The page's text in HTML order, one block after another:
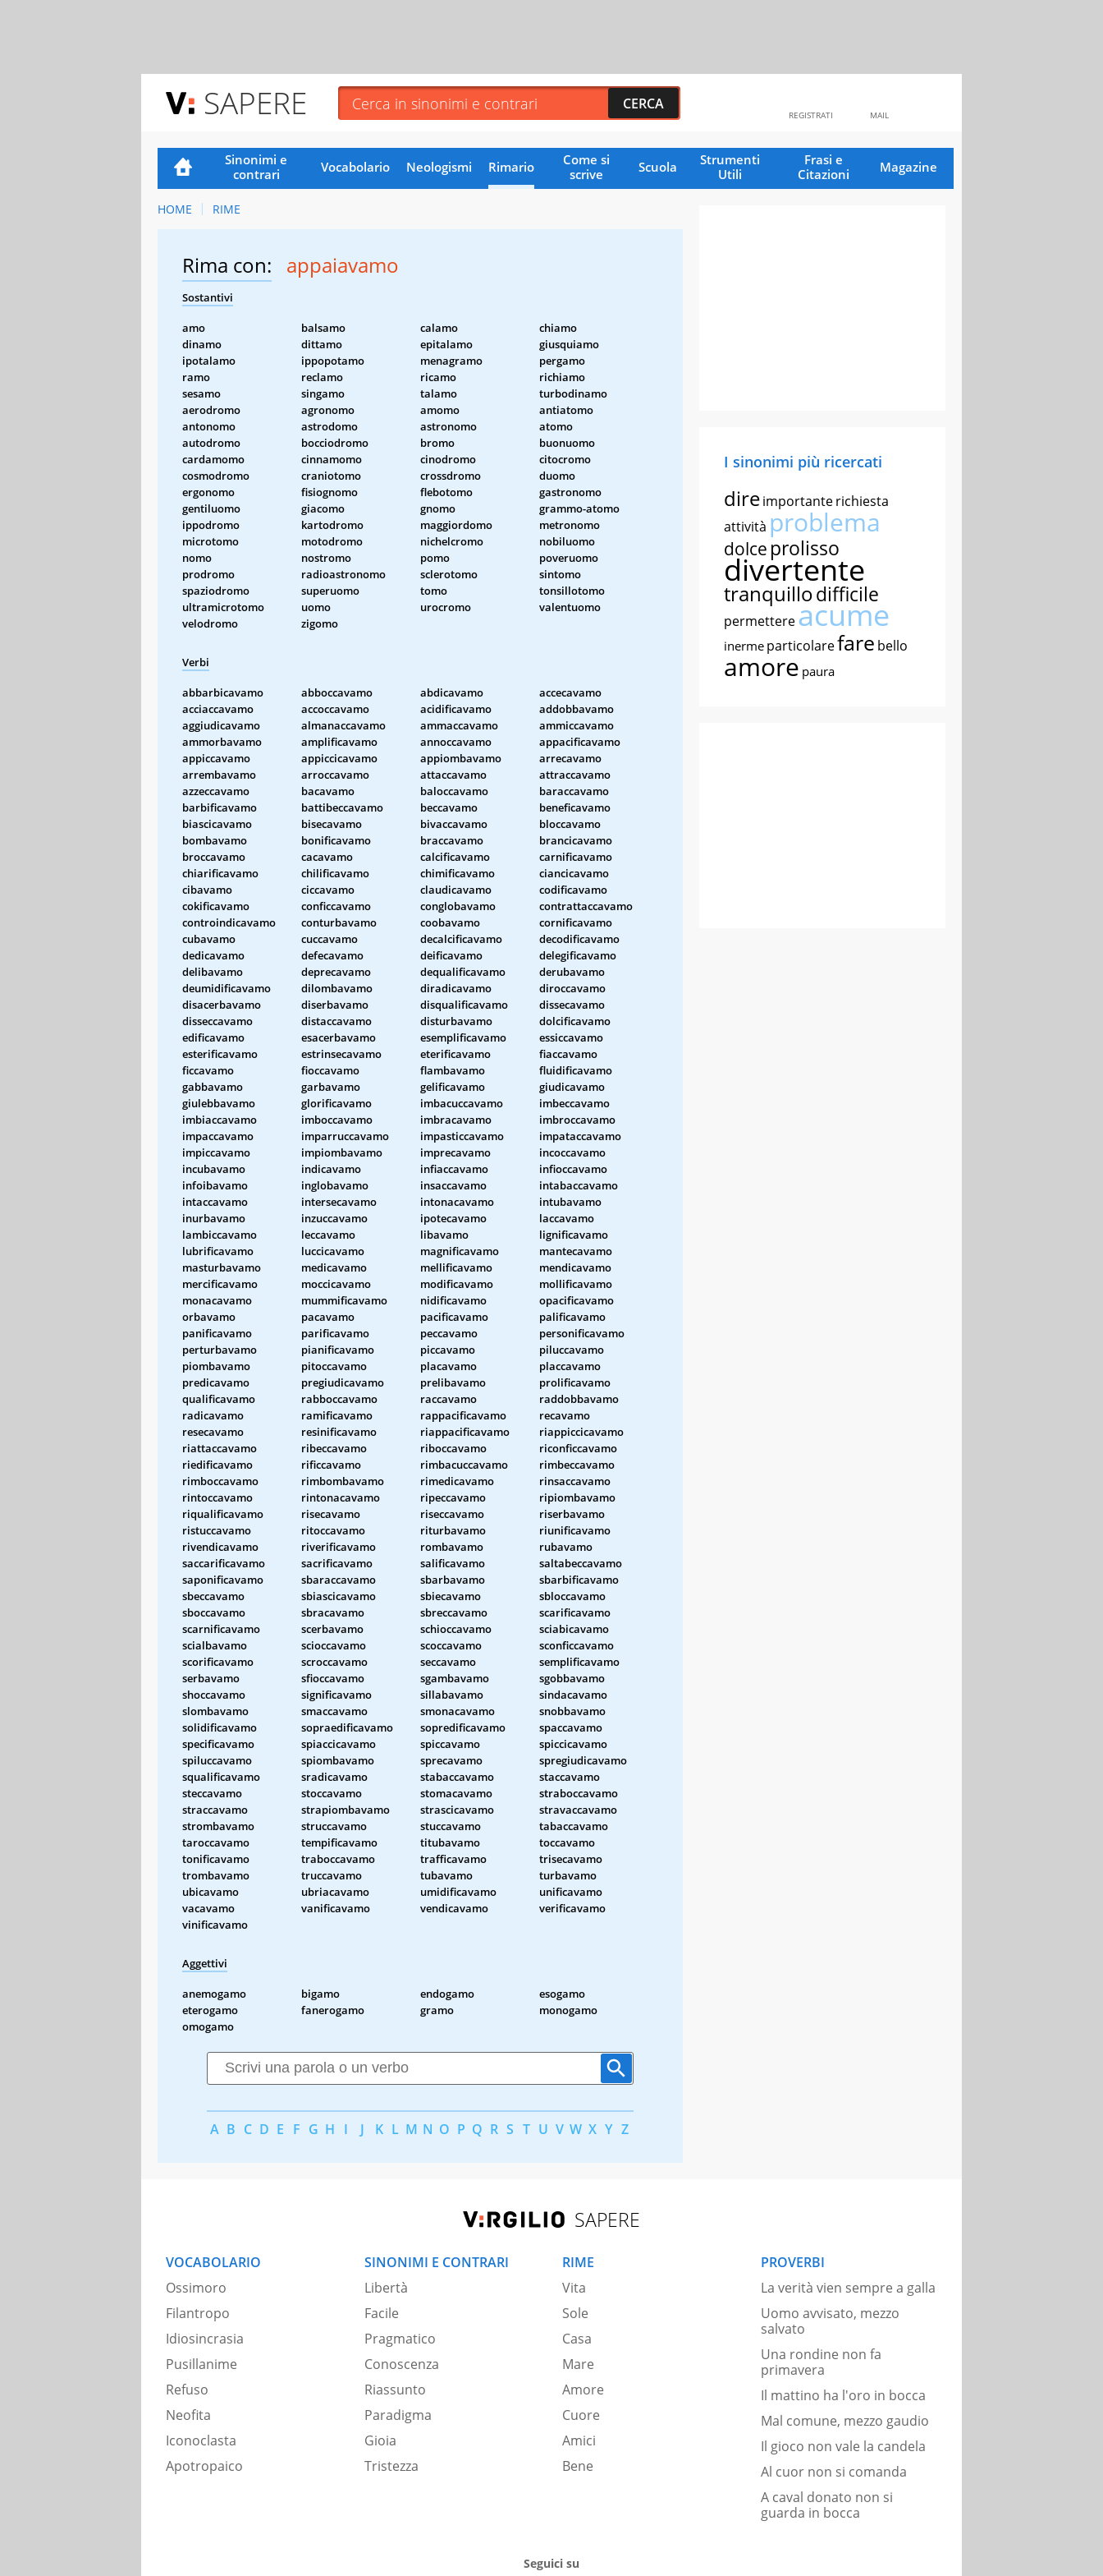
SAPERE MAIL
REGISTRATI
Sinonimi e
contrari
Vocabolario Neologismi Rimario
Come si
scrive
Scuola
Strumenti
Utili
Frasi e
Citazioni
Magazine
HOME RIME
Rima con: appaiavamo
Sostantivi
amo balsamo calamo
chiamo
dinamo
dittamo epitalamo
giusquiamo
ipotalamo
ippopotamo menagramo
pergamo
ramo
reclamo ricamo
richiamo
sesamo
singamo talamo
turbodinamo
aerodromo
agronomo amomo
antiatomo
antonomo
astrodomo astronomo
atomo
autodromo
bocciodromo bromo
buonuomo
cardamomo
cinnamomo cinodromo
citocromo
cosmodromo
craniotomo crossdromo
duomo
ergonomo
fisiognomo flebotomo
gastronomo
gentiluomo
giacomo gnomo
grammo-atomo
ippodromo
kartodromo maggiordomo
metronomo
microtomo
motodromo nichelcromo
nobiluomo
nomo
nostromo pomo
poveruomo
prodromo
radioastronomo sclerotomo
sintomo
spaziodromo
superuomo tomo
tonsillotomo
ultramicrotomo
uomo urocromo
valentuomo
velodromo
zigomo
Verbi
abbarbicavamo abboccavamo abdicavamo
accecavamo
acciaccavamo
accoccavamo acidificavamo
addobbavamo
aggiudicavamo
almanaccavamo ammaccavamo
ammiccavamo
ammorbavamo
amplificavamo annoccavamo
appacificavamo
appiccavamo
appiccicavamo appiombavamo
arrecavamo
arrembavamo
arroccavamo attaccavamo
attraccavamo
azzeccavamo
bacavamo baloccavamo
baraccavamo
barbificavamo
battibeccavamo beccavamo
beneficavamo
biascicavamo
bisecavamo bivaccavamo
bloccavamo
bombavamo
bonificavamo braccavamo
brancicavamo
broccavamo
cacavamo calcificavamo
carnificavamo
chiarificavamo
chilificavamo chimificavamo
ciancicavamo
cibavamo
ciccavamo claudicavamo
codificavamo
cokificavamo
conficcavamo conglobavamo
contrattaccavamo
controindicavamo
conturbavamo coobavamo
cornificavamo
cubavamo
cuccavamo decalcificavamo
decodificavamo
dedicavamo
defecavamo deificavamo
delegificavamo
delibavamo
deprecavamo dequalificavamo
derubavamo
deumidificavamo
dilombavamo diradicavamo
diroccavamo
disacerbavamo
diserbavamo disqualificavamo
dissecavamo
disseccavamo
distaccavamo disturbavamo
dolcificavamo
edificavamo
esacerbavamo esemplificavamo
essiccavamo
esterificavamo
estrinsecavamo eterificavamo
fiaccavamo
ficcavamo
fioccavamo flambavamo
fluidificavamo
gabbavamo
garbavamo gelificavamo
giudicavamo
giulebbavamo
glorificavamo imbacuccavamo
imbeccavamo
imbiaccavamo
imboccavamo imbracavamo
imbroccavamo
impaccavamo
imparruccavamo impasticcavamo
impataccavamo
impiccavamo
impiombavamo imprecavamo
incoccavamo
incubavamo
indicavamo infiaccavamo
infioccavamo
infoibavamo
inglobavamo insaccavamo
intabaccavamo
intaccavamo
intersecavamo intonacavamo
intubavamo
inurbavamo
inzuccavamo ipotecavamo
laccavamo
lambiccavamo
leccavamo libavamo
lignificavamo
lubrificavamo
luccicavamo magnificavamo
mantecavamo
masturbavamo
medicavamo mellificavamo
mendicavamo
mercificavamo
moccicavamo modificavamo
mollificavamo
monacavamo
mummificavamo nidificavamo
opacificavamo
orbavamo
pacavamo pacificavamo
palificavamo
panificavamo
parificavamo peccavamo
personificavamo
perturbavamo
pianificavamo piccavamo
piluccavamo
piombavamo
pitoccavamo placavamo
placcavamo
predicavamo
pregiudicavamo prelibavamo
prolificavamo
qualificavamo
rabboccavamo raccavamo
raddobbavamo
radicavamo
ramificavamo rappacificavamo
recavamo
resecavamo
resinificavamo riappacificavamo
riappiccicavamo
riattaccavamo
ribeccavamo riboccavamo
riconficcavamo
riedificavamo
rificcavamo rimbacuccavamo
rimbeccavamo
rimboccavamo
rimbombavamo rimedicavamo
rinsaccavamo
rintoccavamo
rintonacavamo ripeccavamo
ripiombavamo
riqualificavamo
risecavamo riseccavamo
riserbavamo
ristuccavamo
ritoccavamo riturbavamo
riunificavamo
rivendicavamo
riverificavamo rombavamo
rubavamo
saccarificavamo
sacrificavamo salificavamo
saltabeccavamo
saponificavamo
sbaraccavamo sbarbavamo
sbarbificavamo
sbeccavamo
sbiascicavamo sbiecavamo
sbloccavamo
sboccavamo
sbracavamo sbreccavamo
scarificavamo
scarnificavamo
scerbavamo schioccavamo
sciabicavamo
scialbavamo
scioccavamo scoccavamo
sconficcavamo
scorificavamo
scroccavamo seccavamo
semplificavamo
serbavamo
sfioccavamo sgambavamo
sgobbavamo
shoccavamo
significavamo sillabavamo
sindacavamo
slombavamo
smaccavamo smonacavamo
snobbavamo
solidificavamo
sopraedificavamo sopredificavamo
spaccavamo
specificavamo
spiaccicavamo spiccavamo
spiccicavamo
spiluccavamo
spiombavamo sprecavamo
spregiudicavamo
squalificavamo
sradicavamo stabaccavamo
staccavamo
steccavamo
stoccavamo stomacavamo
straboccavamo
straccavamo
strapiombavamo strascicavamo
stravaccavamo
strombavamo
struccavamo stuccavamo
tabaccavamo
taroccavamo
tempificavamo titubavamo
toccavamo
tonificavamo
traboccavamo trafficavamo
trisecavamo
trombavamo
truccavamo tubavamo
turbavamo
ubicavamo
ubriacavamo umidificavamo
unificavamo
vacavamo
vanificavamo vendicavamo
verificavamo
vinificavamo
Aggettivi
anemogamo bigamo endogamo
esogamo
eterogamo
fanerogamo gramo
monogamo
omogamo
A B C D E F G H I J K L M N O P Q R S T U V W X Y Z
I sinonimi più ricercati
direimportanterichiesta
attività problema
dolce prolisso
divertente
tranquillodifficile
permettereacume
inerme particolarefare bello
amore paura
SAPERE
VOCABOLARIO
Ossimoro
Filantropo
Idiosincrasia
Pusillanime
Refuso
Neofita
Iconoclasta
Apotropaico
SINONIMI E CONTRARI
Libertà
Facile
Pragmatico
Conoscenza
Riassunto
Paradigma
Gioia
Tristezza
RIME
Vita
Sole
Casa
Mare
Amore
Cuore
Amici
Bene
PROVERBI
La verità vien sempre a galla
Uomo avvisato, mezzo
salvato
Una rondine non fa
primavera
Il mattino ha l'oro in bocca
Mal comune, mezzo gaudio
Il gioco non vale la candela
Al cuor non si comanda
A caval donato non si
guarda in bocca
Seguici su